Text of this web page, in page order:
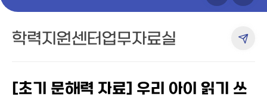
학력지원센터업무자료실
[초기 문해력 자료] 우리 아이 읽기 쓰